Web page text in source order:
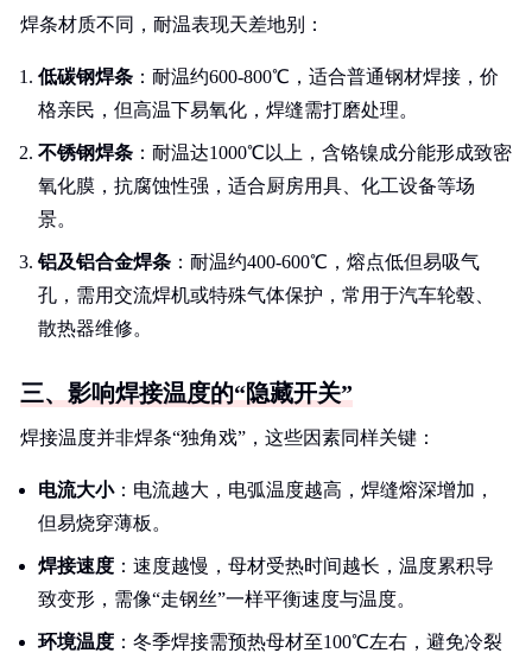
焊条材质不同，耐温表现天差地别：
低碳钢焊条 ：耐温约600-800℃，适合普通钢材焊接，价
格亲民，但高温下易氧化，焊缝需打磨处理。
不锈钢焊条 ：耐温达1000℃以上，含铬镍成分能形成致密
氧化膜，抗腐蚀性强，适合厨房用具、化工设备等场
景。
铝及铝合金焊条 ：耐温约400-600℃，熔点低但易吸气
孔，需用交流焊机或特殊气体保护，常用于汽车轮毂、
散热器维修。
三、影响焊接温度的“隐藏开关”
焊接温度并非焊条“独角戏”，这些因素同样关键：
电流大小：电流越大，电弧温度越高，焊缝熔深增加，
但易烧穿薄板。
焊接速度 ：速度越慢，母材受热时间越长，温度累积导
致变形，需像“走钢丝”一样平衡速度与温度。
环境温度 ：冬季焊接需预热母材至100℃左右，避免冷裂